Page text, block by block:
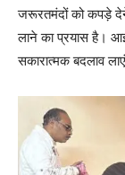
जरूरतमंदों को कपड़े
लाने का प्रयास है।
सकारात्मक बदलाव